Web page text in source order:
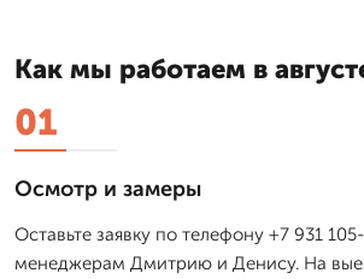
Как мы работаем в
01
Осмотр и замеры
Оставьте заявку по телефону +7 931
менеджерам Дмитрию и Денису. На